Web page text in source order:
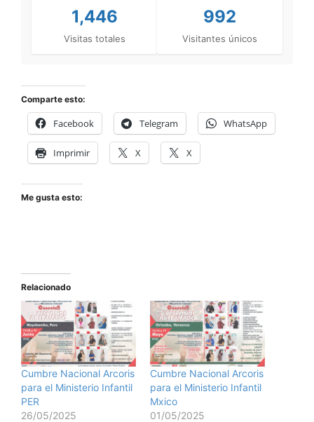
1,446
Visitas totales
992
Visitantes únicos
Comparte esto:
Facebook Telegram WhatsApp
Imprimir X X
Me gusta esto:
Relacionado
Cumbre Nacional Arcoris
para el Ministerio Infantil
PER
26/05/2025
Cumbre Nacional Arcoris
para el Ministerio Infantil
Mxico
01/05/2025